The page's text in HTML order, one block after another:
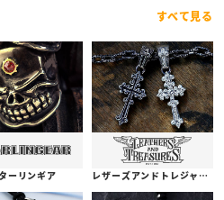
すべて見る
ーリンギア レザーズアンドトレジャーズ